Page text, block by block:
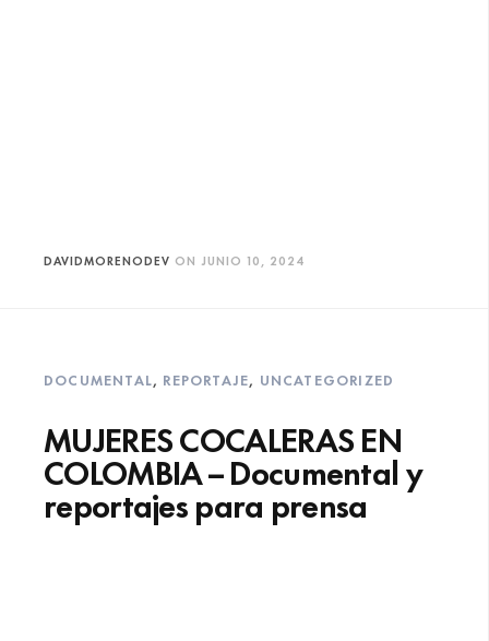
DAVIDMORENODEV ON JUNIO 10, 2024
DOCUMENTAL, REPORTAJE, UNCATEGORIZED
MUJERES COCALERAS EN
COLOMBIA – Documental y
reportajes para prensa